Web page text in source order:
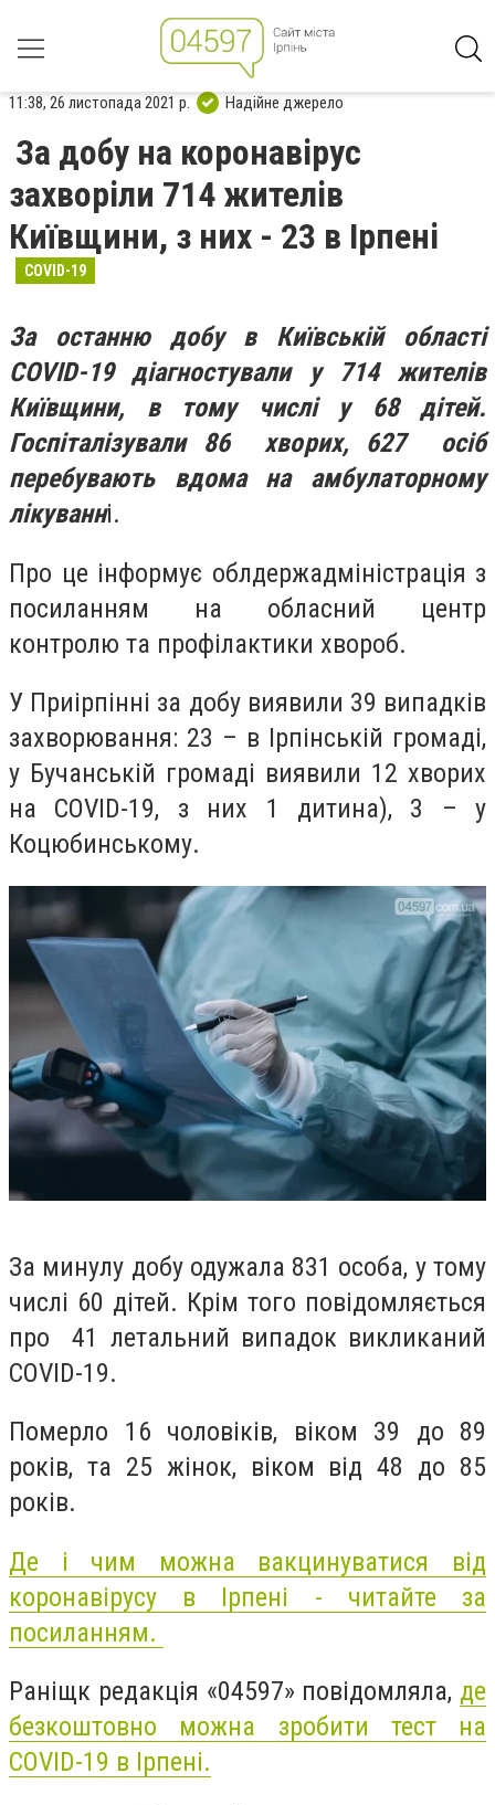
11:38, 26 листопада 2021 р. Надійне джерело
За добу на коронавірус
захворіли 714 жителів
Київщини, з них - 23 в Ірпені
COVID-19
За останню добу в Київській області
COVID-19 діагностували у 714 жителів
Київщини, в тому числі у 68 дітей.
Госпіталізували 86 хворих, 627 осіб
перебувають вдома на амбулаторному
лікуванні.
Про це інформує облдержадміністрація з
посиланням на обласний центр
контролю та профілактики хвороб.
У Приірпінні за добу виявили 39 випадків
захворювання: 23 – в Ірпінській громаді,
у Бучанській громаді виявили 12 хворих
на COVID-19, з них 1 дитина), 3 – у
Коцюбинському.
За минулу добу одужала 831 особа, у тому
числі 60 дітей. Крім того повідомляється
про 41 летальний випадок викликаний
COVID-19.
Померло 16 чоловіків, віком 39 до 89
років, та 25 жінок, віком від 48 до 85
років.
Де і чим можна вакцинуватися від
коронавірусу в Ірпені - читайте за
посиланням.
Раніщк редакція «04597» повідомляла, де
безкоштовно можна зробити тест на
COVID-19 в Ірпені.